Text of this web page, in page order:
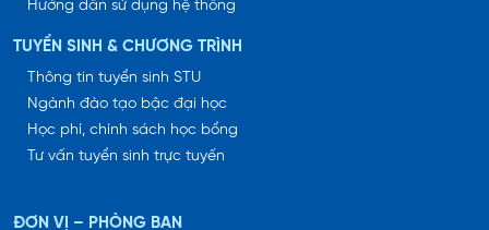
Hướng dẫn sử dụng hệ thống
TUYỂN SINH & CHƯƠNG TRÌNH
Thông tin tuyển sinh STU
Ngành đào tạo bậc đại học
Học phí, chính sách học bổng
Tư vấn tuyển sinh trực tuyến
ĐƠN VỊ – PHÒNG BAN